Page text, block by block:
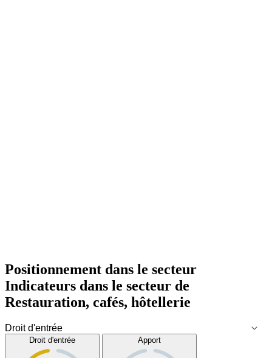
Positionnement dans le secteur
Indicateurs dans le secteur de
Restauration, cafés, hôtellerie
Droit d'entrée Apport